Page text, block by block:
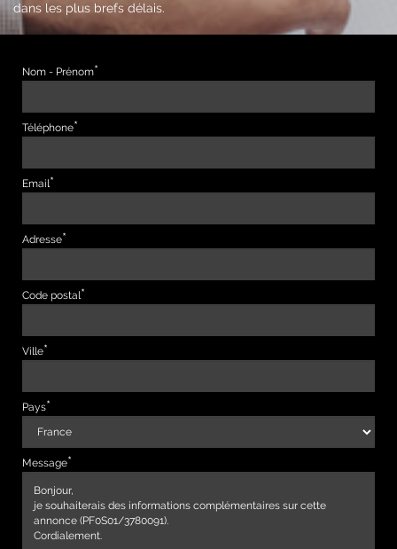
dans les plus brefs délais.
Nom - Prénom
Téléphone
Email
Adresse
Code postal
Ville
Pays
Message